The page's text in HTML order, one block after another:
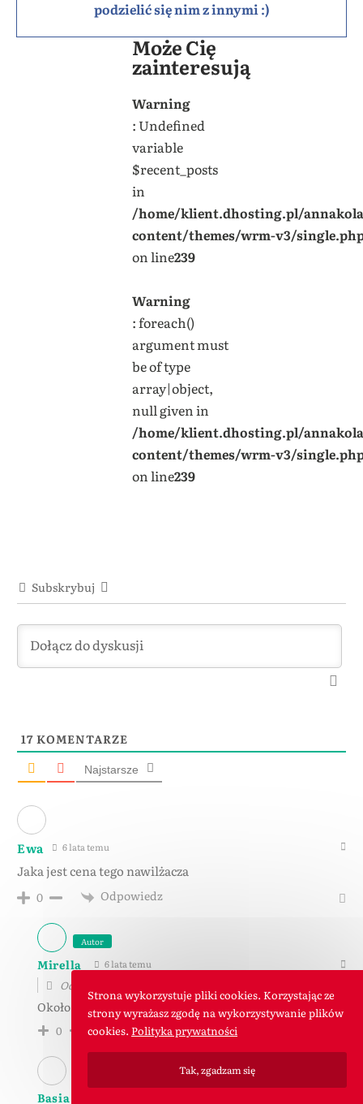
podzielić się nim z innymi :)
Może Cię
zainteresują
Warning
: Undefined
variable
$recent_posts
in
/home/klient.dhosting.pl/
content/themes/wrm-v3/
on line239
Warning
: foreach()
argument must
be of type
array|object,
null given in
/home/klient.dhosting.pl/
content/themes/wrm-v3/
on line239
Subskrybuj
17 KOMENTARZE
Najstarsze
Ewa 6 lata temu
Jaka jest cena tego nawilżacza
0 Odpowiedz
Autor
Mirella 6 lata temu
Odpowiedź do
Około 250 złotych
0 Odpowiedz
Basia
Strona wykorzystuje pliki cookies. Korzystając ze
strony wyrażasz zgodę na wykorzystywanie plików
cookies. Polityka prywatności
Tak, zgadzam się